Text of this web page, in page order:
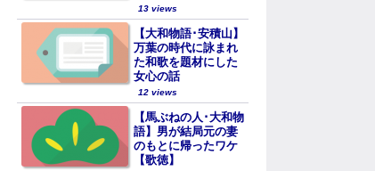
13 views
【大和物語･安積山】
万葉の時代に詠まれ
た和歌を題材にした
女心の話
12 views
【馬ぶねの人･大和物
語】男が結局元の妻
のもとに帰ったワケ
【歌徳】